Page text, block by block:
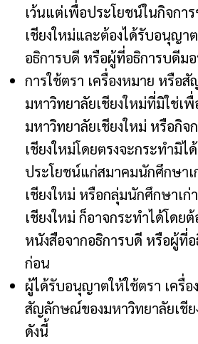
เว้นแต่เพื่อประโยชน์ในกิจกา
เชียงใหม่และต้องได้รับอนุญา
อธิการบดี หรือผู้ที่อธิการบดีม
การใช้ตรา เครื่องหมาย หรือ
มหาวิทยาลัยเชียงใหม่ที่มิใช่เ
มหาวิทยาลัยเชียงใหม่ หรือกิจ
เชียงใหม่โดยตรงจะกระทำมิไ
ประโยชน์แก่สมาคมนักศึกษาเ
เชียงใหม่ หรือกลุ่มนักศึกษาเก่
เชียงใหม่ ก็อาจกระทำได้โดย
หนังสือจากอธิการบดี หรือผู้ที่
ก่อน
ผู้ได้รับอนุญาตให้ใช้ตรา เครื่อ
สัญลักษณ์ของมหาวิทยาลัยเชี
ดังนี้